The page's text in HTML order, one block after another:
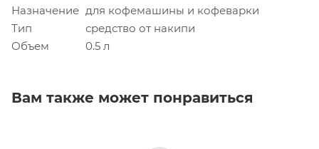
Назначение для кофемашины и кофеварки
Тип
средство от накипи
Объем
0.5 л
Вам также может понравиться